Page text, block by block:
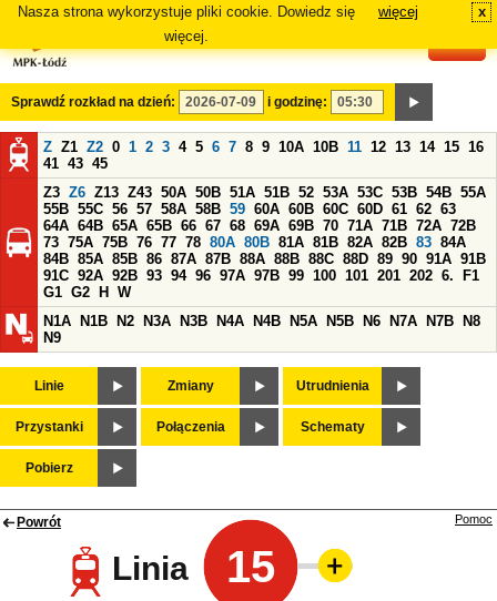
Nasza strona wykorzystuje pliki cookie. Dowiedz się
więcej.
więcej x
Sprawdź rozkład na dzień: i godzinę:
Z Z1 Z2 0 1 2 3 4 5 6 7 8 9 10A 10B 11 12 13 14 15 16
41 43 45
Z3 Z6 Z13 Z43 50A 50B 51A 51B 52 53A 53C 53B 54B 55A
55B 55C 56 57 58A 58B 59 60A 60B 60C 60D 61 62 63
64A 64B 65A 65B 66 67 68 69A 69B 70 71A 71B 72A 72B
73 75A 75B 76 77 78 80A 80B 81A 81B 82A 82B 83 84A
84B 85A 85B 86 87A 87B 88A 88B 88C 88D 89 90 91A 91B
91C 92A 92B 93 94 96 97A 97B 99 100 101 201 202 6.
F1
G1 G2 H
W
N1A
N1B N2 N3A N3B N4A N4B N5A N5B N6 N7A N7B
N8
N9
Linie Zmiany Utrudnienia
Przystanki Połączenia Schematy
Pobierz
Powrót
Linia 15
Pomoc